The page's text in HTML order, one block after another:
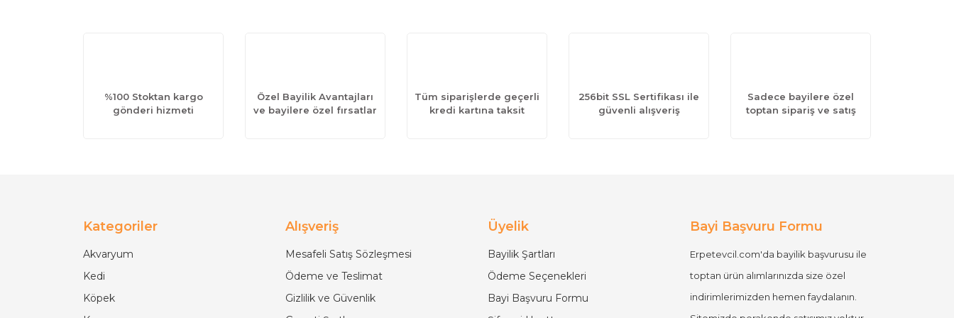
%100 Stoktan kargo
gönderi hizmeti
Özel Bayilik Avantajları
ve bayilere özel fırsatlar
Tüm siparişlerde geçerli
kredi kartına taksit
256bit SSL Sertifikası ile
güvenli alışveriş
Sadece bayilere özel
toptan sipariş ve satış
Kategoriler
Akvaryum
Kedi
Köpek
Alışveriş
Mesafeli Satış Sözleşmesi
Ödeme ve Teslimat
Gizlilik ve Güvenlik
Üyelik
Bayilik Şartları
Ödeme Seçenekleri
Bayi Başvuru Formu
Bayi Başvuru Formu
Erpetevcil.com'da bayilik başvurusu ile
toptan ürün alımlarınızda size özel
indirimlerimizden hemen faydalanın.